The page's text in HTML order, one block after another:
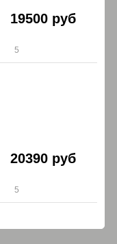
19500 руб
5
20390 руб
5